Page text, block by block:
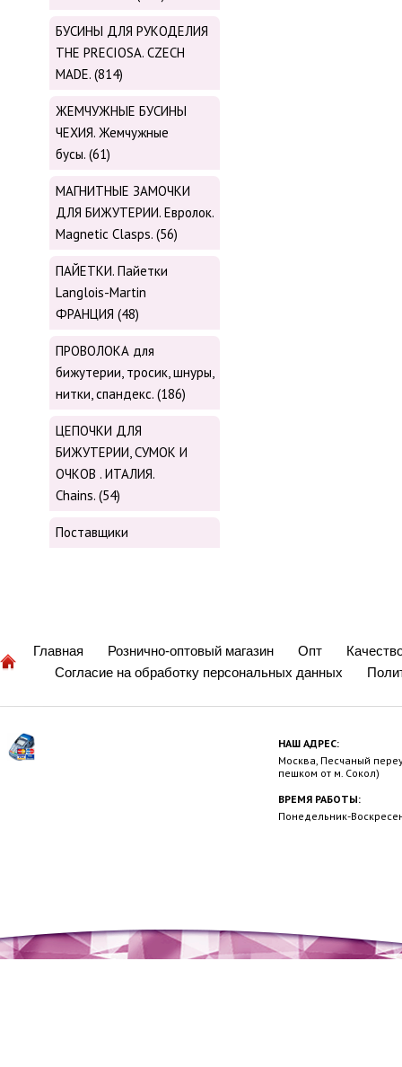
БУСИНЫ ДЛЯ РУКОДЕЛИЯ
THE PRECIOSA. CZECH
MADE. (814)
ЖЕМЧУЖНЫЕ БУСИНЫ
ЧЕХИЯ. Жемчужные
бусы. (61)
МАГНИТНЫЕ ЗАМОЧКИ
ДЛЯ БИЖУТЕРИИ. Евролок.
Magnetic Сlasps. (56)
ПАЙЕТКИ. Пайетки
Langlois-Martin
ФРАНЦИЯ (48)
ПРОВОЛОКА для
бижутерии, тросик, шнуры,
нитки, cпандекс. (186)
ЦЕПОЧКИ ДЛЯ
БИЖУТЕРИИ, СУМОК И
ОЧКОВ . ИТАЛИЯ.
Chains. (54)
Поставщики
Главная Рознично-оптовый магазин Опт
Согласие на обработку персональных данных
НАШ АДРЕС:
Москва, Песчаный
пешком от м. Сокол)
ВРЕМЯ РАБОТЫ:
Понедельник-